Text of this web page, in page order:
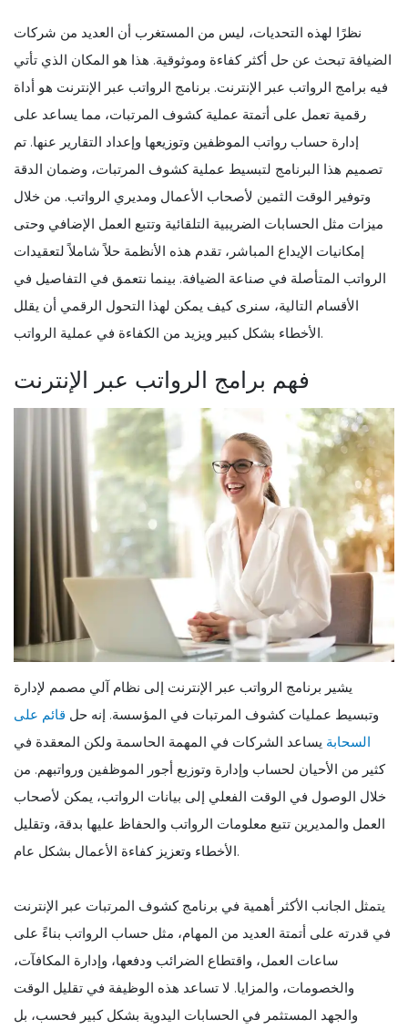
نظرًا لهذه التحديات، ليس من المستغرب أن العديد من شركات
الضيافة تبحث عن حل أكثر كفاءة وموثوقية. هذا هو المكان الذي تأتي
فيه برامج الرواتب عبر الإنترنت. برنامج الرواتب عبر الإنترنت هو أداة
رقمية تعمل على أتمتة عملية كشوف المرتبات، مما يساعد على
إدارة حساب رواتب الموظفين وتوزيعها وإعداد التقارير عنها. تم
تصميم هذا البرنامج لتبسيط عملية كشوف المرتبات، وضمان الدقة
وتوفير الوقت الثمين لأصحاب الأعمال ومديري الرواتب. من خلال
ميزات مثل الحسابات الضريبية التلقائية وتتبع العمل الإضافي وحتى
إمكانيات الإيداع المباشر، تقدم هذه الأنظمة حلاً شاملاً لتعقيدات
الرواتب المتأصلة في صناعة الضيافة. بينما نتعمق في التفاصيل في
الأقسام التالية، سنرى كيف يمكن لهذا التحول الرقمي أن يقلل
الأخطاء بشكل كبير ويزيد من الكفاءة في عملية الرواتب.
فهم برامج الرواتب عبر الإنترنت
يشير برنامج الرواتب عبر الإنترنت إلى نظام آلي مصمم لإدارة
وتبسيط عمليات كشوف المرتبات في المؤسسة. إنه حل قائم على
السحابة يساعد الشركات في المهمة الحاسمة ولكن المعقدة في
كثير من الأحيان لحساب وإدارة وتوزيع أجور الموظفين ورواتبهم. من
خلال الوصول في الوقت الفعلي إلى بيانات الرواتب، يمكن لأصحاب
العمل والمديرين تتبع معلومات الرواتب والحفاظ عليها بدقة، وتقليل
الأخطاء وتعزيز كفاءة الأعمال بشكل عام.
يتمثل الجانب الأكثر أهمية في برنامج كشوف المرتبات عبر الإنترنت
في قدرته على أتمتة العديد من المهام، مثل حساب الرواتب بناءً على
ساعات العمل، واقتطاع الضرائب ودفعها، وإدارة المكافآت،
والخصومات، والمزايا. لا تساعد هذه الوظيفة في تقليل الوقت
والجهد المستثمر في الحسابات اليدوية بشكل كبير فحسب، بل